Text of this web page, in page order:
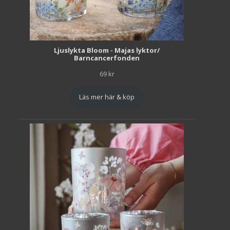
Ljuslykta Bloom - Majas lyktor/
Barncancerfonden
69 kr
Läs mer här & köp